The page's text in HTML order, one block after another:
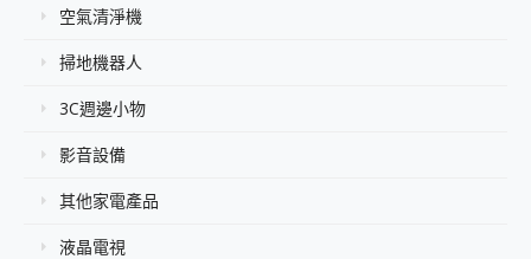
空氣清淨機
掃地機器人
3C週邊小物
影音設備
其他家電產品
液晶電視